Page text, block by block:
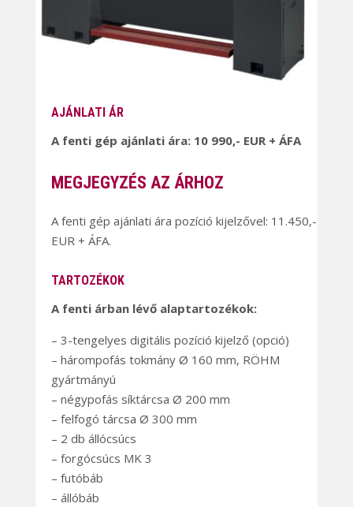
AJÁNLATI ÁR
A fenti gép ajánlati ára: 10 990,- EUR + ÁFA
MEGJEGYZÉS AZ ÁRHOZ
A fenti gép ajánlati ára pozíció kijelzővel: 11.450,-
EUR + ÁFA.
TARTOZÉKOK
A fenti árban lévő alaptartozékok:
– 3-tengelyes digitális pozíció kijelző (opció)
– hárompofás tokmány Ø 160 mm, RÖHM
gyártmányú
– négypofás síktárcsa Ø 200 mm
– felfogó tárcsa Ø 300 mm
– 2 db állócsúcs
– forgócsúcs MK 3
– futóbáb
– állóbáb